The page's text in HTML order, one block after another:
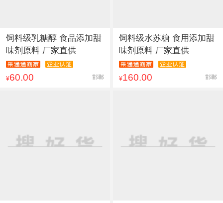
饲料级乳糖醇 食品添加甜
味剂原料 厂家直供
¥60.00 邯郸
饲料级水苏糖 食用添加甜
味剂原料 厂家直供
¥160.00 邯郸